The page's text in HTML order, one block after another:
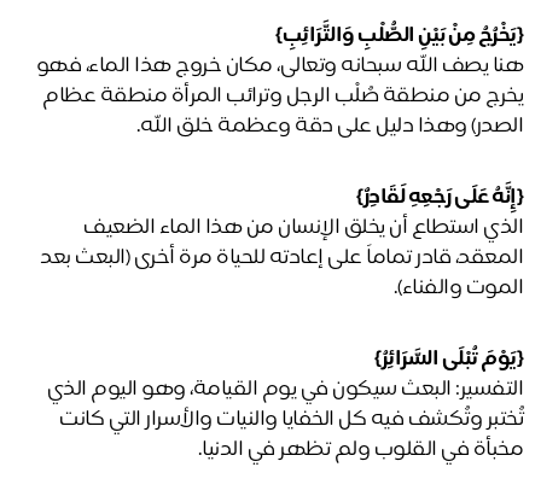
مِنْ بَيْنِ الصُّلْبِ وَالتَّرَائِبِ}
هنا يصف الله سبحانه وتعالى، مكان خروج هذا الماء، فهو
يخرج من منطقة صُلْب الرجل وترائب المرأة منطقة عظام
وهذا دليل على دقة وعظمة خلق الله.
عَلَى رَجْعِهِ لَقَادِرٌ}
الذي استطاع أن يخلق الإنسان من هذا الماء الضعيف
المعقد، قادر تماماً على إعادته للحياة مرة أخرى (البعث بعد
والفناء).
تُبْلَى السَّرَائِرُ}
التفسير: البعث سيكون في يوم القيامة، وهو اليوم الذي
تُختبر وتُكشف فيه كل الخفايا والنيات والأسرار التي كانت
في القلوب ولم تظهر في الدنيا.